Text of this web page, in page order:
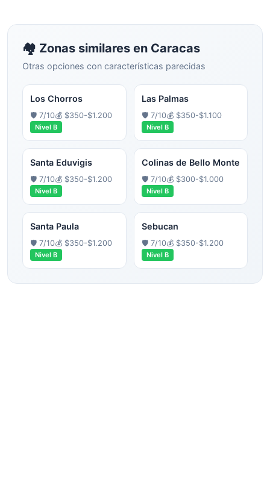
🏘️ Zonas similares en Caracas
Otras opciones con características parecidas
Los Chorros
🛡️ 7/10💰 $350-$1.200
Nivel B
Las Palmas
🛡️ 7/10💰 $350-$1.100
Nivel B
Santa Eduvigis
🛡️ 7/10💰 $350-$1.200
Nivel B
Colinas de Bello Monte
🛡️ 7/10💰 $300-$1.000
Nivel B
Santa Paula
🛡️ 7/10💰 $350-$1.200
Nivel B
Sebucan
🛡️ 7/10💰 $350-$1.200
Nivel B